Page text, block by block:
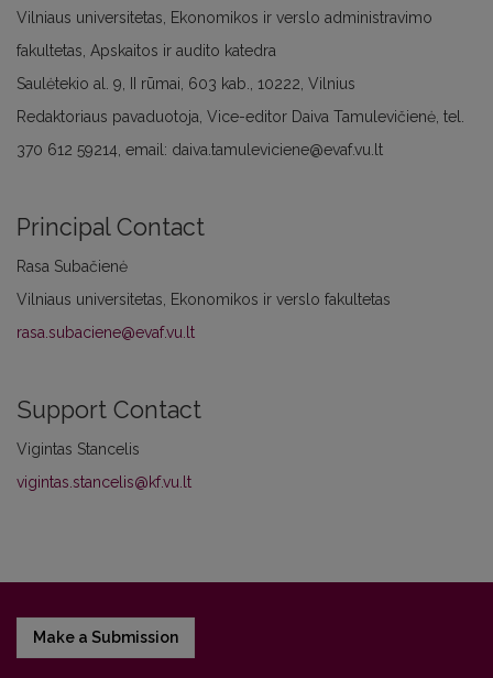
Vilniaus universitetas, Ekonomikos ir verslo administravimo
fakultetas, Apskaitos ir audito katedra
Saulėtekio al. 9, II rūmai, 603 kab., 10222, Vilnius
Redaktoriaus pavaduotoja, Vice-editor Daiva Tamulevičienė, tel.
370 612 59214, email: daiva.tamuleviciene@evaf.vu.lt
Principal Contact
Rasa Subačienė
Vilniaus universitetas, Ekonomikos ir verslo fakultetas
rasa.subaciene@evaf.vu.lt
Support Contact
Vigintas Stancelis
vigintas.stancelis@kf.vu.lt
Make a Submission